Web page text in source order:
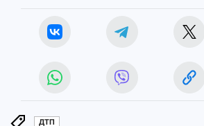
ДТП